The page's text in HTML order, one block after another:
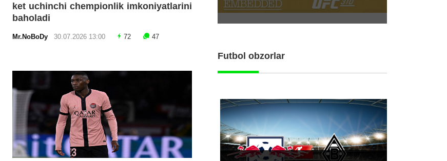
ket uchinchi chempionlik imkoniyatlarini
baholadi
Mr.NoBoDy 30.07.2026 13:00 72 47
Futbol obzorlar